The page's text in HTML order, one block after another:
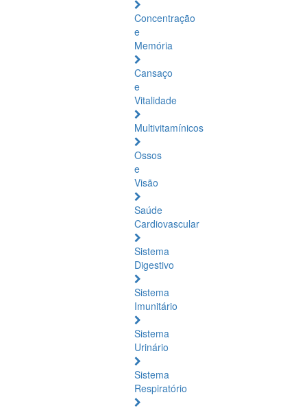
Concentração
e
Memória
Cansaço
e
Vitalidade
Multivitamínicos
Ossos
e
Visão
Saúde
Cardiovascular
Sistema
Digestivo
Sistema
Imunitário
Sistema
Urinário
Sistema
Respiratório